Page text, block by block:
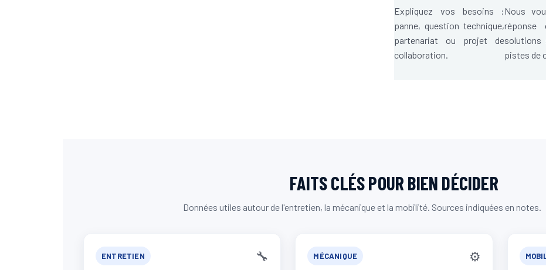
Expliquez vos besoins :
panne, question technique,
partenariat ou projet de
collaboration.
Nous
réponse
solutions
pistes de
FAITS CLÉS POUR BIEN DÉCIDER
Données utiles autour de l'entretien, la mécanique et la mobilité. Sources indiquées en notes.
ENTRETIEN 🔧 MÉCANIQUE ⚙️